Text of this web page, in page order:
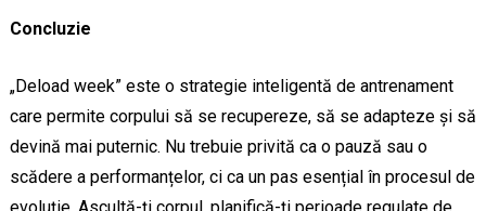
Concluzie
„Deload week” este o strategie inteligentă de antrenament
care permite corpului să se recupereze, să se adapteze și să
devină mai puternic. Nu trebuie privită ca o pauză sau o
scădere a performanțelor, ci ca un pas esențial în procesul de